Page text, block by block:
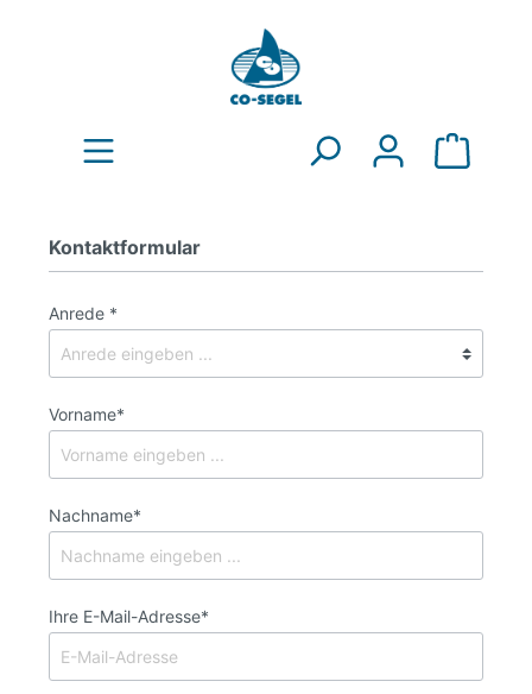
Kontaktformular
Anrede *
Vorname*
Nachname*
Ihre E-Mail-Adresse*